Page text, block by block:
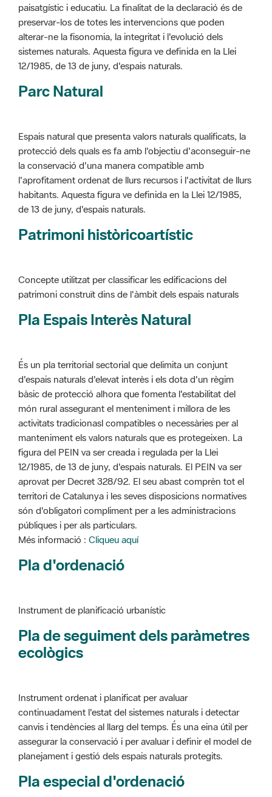
sistemes naturals. Aquesta figura ve definida en la Llei
12/1985, de 13 de juny, d'espais naturals.
Parc Natural
Espais natural que presenta valors naturals qualificats, la
l'aprofitament ordenat de llurs recursos i l'activitat de llurs
habitants. Aquesta figura ve definida en la Llei 12/1985,
de 13 de juny, d'espais naturals.
Patrimoni històricoartístic
Concepte utilitzat per classificar les edificacions del
Pla Espais Interès Natural
És un pla territorial sectorial que delimita un conjunt
món rural assegurant el menteniment i millora de les
activitats tradicionasl compatibles o necessàries per al
manteniment els valors naturals que es protegeixen. La
figura del PEIN va ser creada i regulada per la Llei
12/1985, de 13 de juny, d'espais naturals. El PEIN va ser
aprovat per Decret 328/92. El seu abast comprèn tot el
territori de Catalunya i les seves disposicions normatives
són d'obligatori compliment per a les administracions
públiques i per als particulars.
Més informació :Cliqueu aquí
Pla d'ordenació
Instrument de planificació urbanístic
ecològics
Instrument ordenat i planificat per avaluar
assegurar la conservació i per avaluar i definir el model de
planejament i gestió dels espais naturals protegits.
Pla especial d'ordenació
Instrument de planificació urbanístic